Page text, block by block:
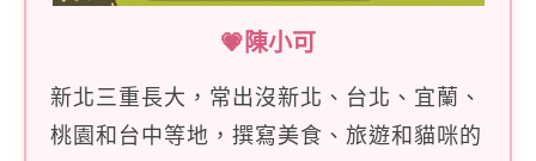
💗陳小可
新北三重長大，常出沒新北、台北、宜蘭、
桃園和台中等地，撰寫美食、旅遊和貓咪的